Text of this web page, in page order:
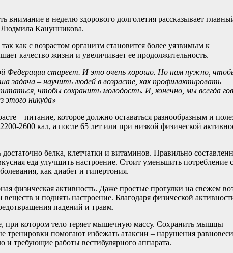
внимание в неделю здорового долголетия рассказывает
Людмила Канунникова.
как с возрастом организм становится более уязвимым к
качество жизни и увеличивает ее продолжительность.
Федерации стареет. И это очень хорошо. Но нам нужно,
– научить людей в возрасте, как профилактировать
чтобы сохранить молодость. И, конечно, мы всегда
никуда»
– питание, которое должно оставаться разнообразным и
2600 кал, а после 65 лет или при низкой физической
белка, клетчатки и витаминов. Правильно
еда улучшить настроение. Стоит уменьшить потребление
как диабет и гипертония.
физическая активность. Даже простые прогулки на свежем
и поднять настроение. Благодаря физической
падений и травм.
при котором тело теряет мышечную массу. Сохранить мышцы
тренировки помогают избежать атаксии – нарушения
и требующие работы вестибулярного аппарата.